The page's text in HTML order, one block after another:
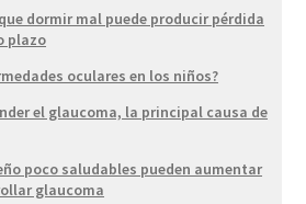
dormir mal puede producir pérdida
plazo
oculares en los niños?
el glaucoma, la principal causa de
poco saludables pueden aumentar
glaucoma